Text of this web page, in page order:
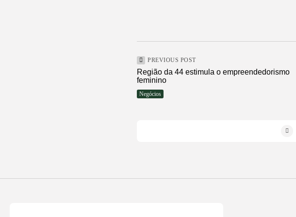
PREVIOUS POST
Região da 44 estimula o empreendedorismo
feminino
Negócios